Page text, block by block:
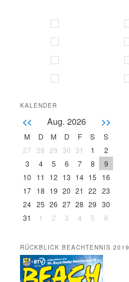
KALENDER
<< Aug. 2026 >>
M D M D F S
S
27
28 29 30 31 1
2
3
4 5 6 7 8
9
10
11 12 13 14 15
16
17 18 19 20 21 22 23
24 25 26 27 28 29 30
31
1 2 3 4 5 6
RÜCKBLICK BEACHTENNIS 2019